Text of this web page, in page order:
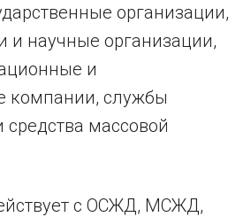
организации,
и научные организации,
и
компании, службы
средства массовой
с ОСЖД, МСЖД,